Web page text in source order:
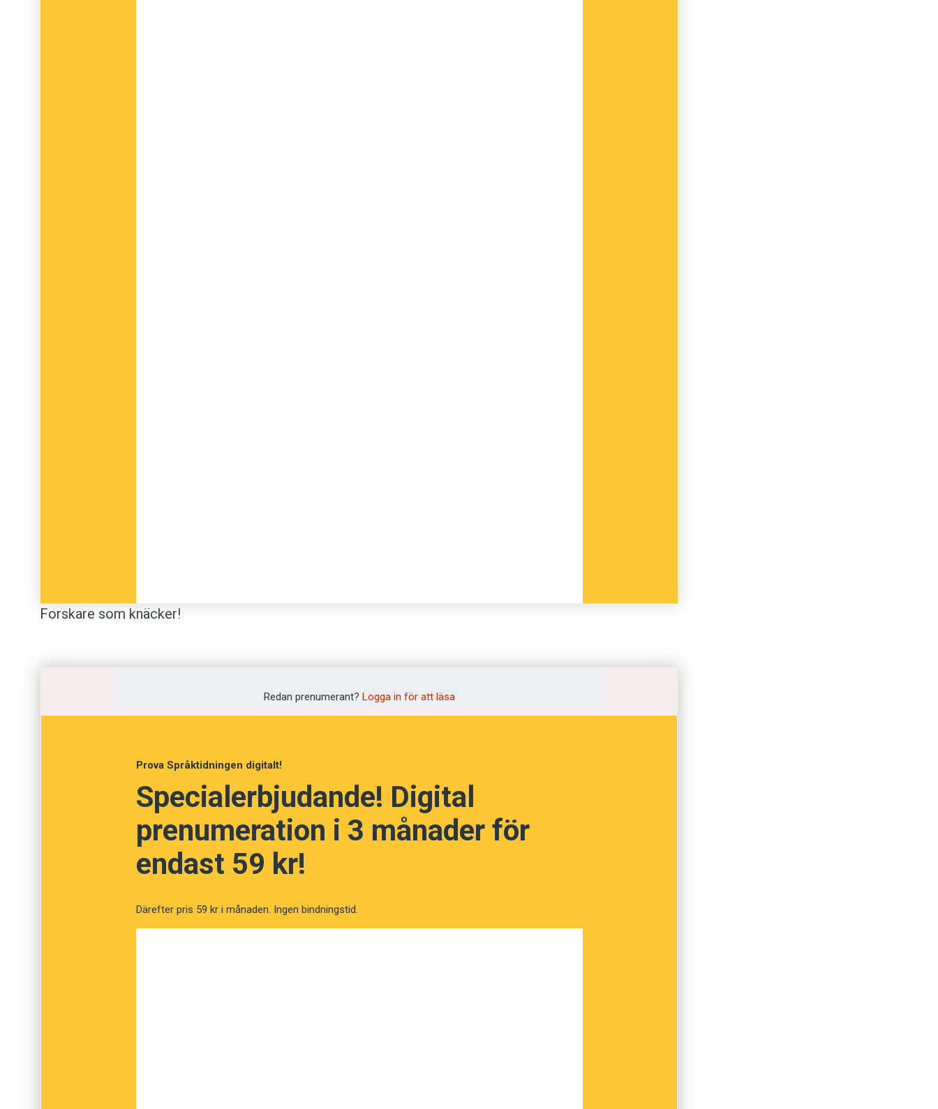
Forskare som knäcker!
» Här är hamburgaren en huggare
Redan prenumerant? Logga in för att läsa
Prova Språktidningen digitalt!
Specialerbjudande! Digital
prenumeration i 3 månader för
endast 59 kr!
Därefter pris 59 kr i månaden. Ingen bindningstid.